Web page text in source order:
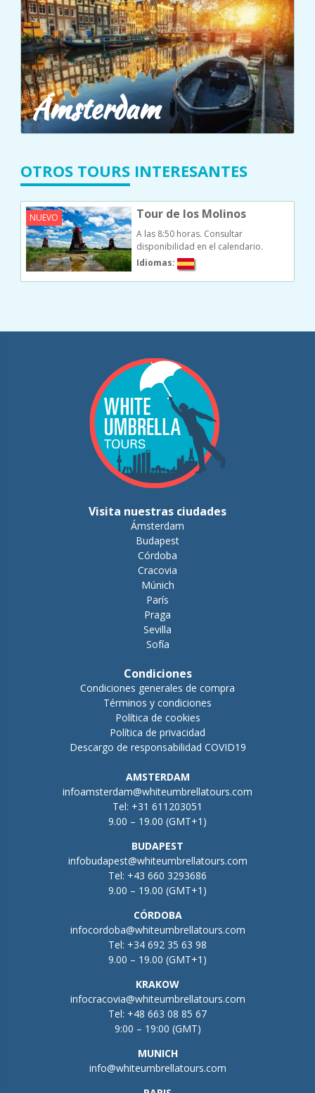
Ámsterdam
OTROS TOURS INTERESANTES
NUEVO Tour de los Molinos
A las 8:50 horas. Consultar
disponibilidad en el calendario.
Idiomas:
Visita nuestras ciudades
Ámsterdam
Budapest
Córdoba
Cracovia
Múnich
París
Praga
Sevilla
Sofía
Condiciones
Condiciones generales de compra
Términos y condiciones
Política de cookies
Política de privacidad
Descargo de responsabilidad COVID19
AMSTERDAM
infoamsterdam@whiteumbrellatours.com
Tel: +31 611203051
9.00 – 19.00 (GMT+1)
BUDAPEST
infobudapest@whiteumbrellatours.com
Tel: +43 660 3293686
9.00 – 19.00 (GMT+1)
CÓRDOBA
infocordoba@whiteumbrellatours.com
Tel: +34 692 35 63 98
9.00 – 19.00 (GMT+1)
KRAKOW
infocracovia@whiteumbrellatours.com
Tel: +48 663 08 85 67
9:00 – 19:00 (GMT)
MUNICH
info@whiteumbrellatours.com